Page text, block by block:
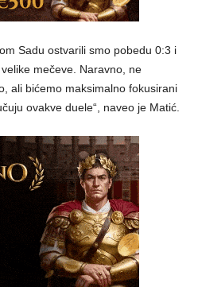
Sadu ostvarili smo pobedu 0:3 i
mečeve. Naravno, ne
ali bićemo maksimalno fokusirani
ovakve duele“, naveo je Matić.